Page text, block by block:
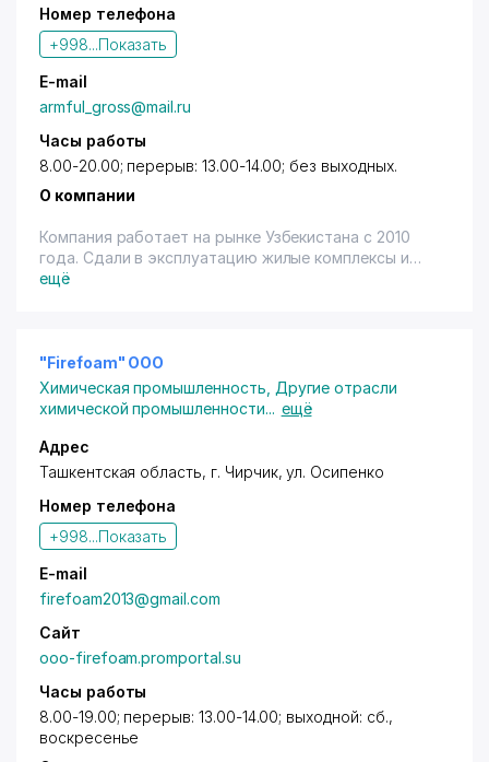
Номер телефона
+998...Показать
E-mail
armful_gross@mail.ru
Часы работы
8.00-20.00; перерыв: 13.00-14.00; без выходных.
О компании
Компания работает на рынке Узбекистана с 2010
года. Сдали в эксплуатацию жилые комплексы и
государственные объекты в городе Ташкенте и по
оборудования
ещё
"Firefoam" ООО
Химическая промышленность Другие отрасли
химической промышленности... ещё
Адрес
Ташкентская область, г. Чирчик,ул. Осипенко
Номер телефона
+998...Показать
E-mail
firefoam2013@gmail.com
Сайт
ooo-firefoam.promportal.su
Часы работы
8.00-19.00; перерыв: 13.00-14.00; выходной: сб.,
воскресенье